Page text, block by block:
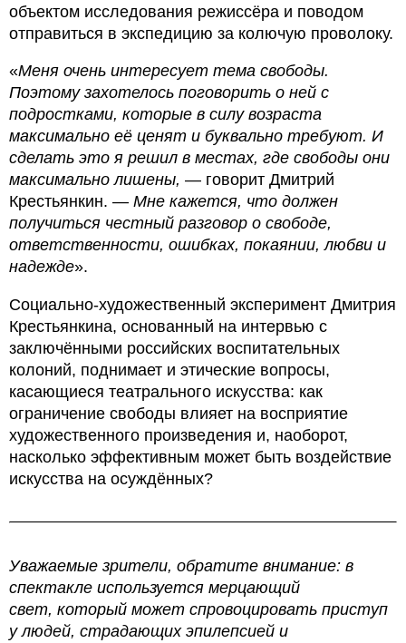
объектом исследования режиссёра и поводом
отправиться в экспедицию за колючую проволоку.
«Меня очень интересует тема свободы.
Поэтому захотелось поговорить о ней с
подростками, которые в силу возраста
максимально её ценят и буквально требуют. И
сделать это я решил в местах, где свободы они
максимально лишены, — говорит Дмитрий
Крестьянкин. — Мне кажется, что должен
получиться честный разговор о свободе,
ответственности, ошибках, покаянии, любви и
надежде».
Социально-художественный эксперимент Дмитрия
Крестьянкина, основанный на интервью с
заключёнными российских воспитательных
колоний, поднимает и этические вопросы,
касающиеся театрального искусства: как
ограничение свободы влияет на восприятие
художественного произведения и, наоборот,
насколько эффективным может быть воздействие
искусства на осуждённых?
Уважаемые зрители, обратите внимание: в
спектакле используется мерцающий
свет, который может спровоцировать приступ
у людей, страдающих эпилепсией и